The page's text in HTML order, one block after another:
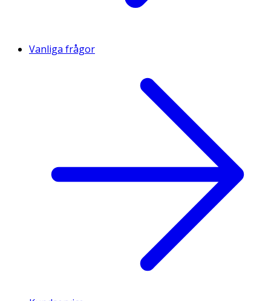
Vanliga frågor